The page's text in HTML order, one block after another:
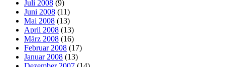
Juli 2008 (9)
Juni 2008 (11)
Mai 2008 (13)
April 2008 (13)
März 2008 (16)
Februar 2008 (17)
Januar 2008 (13)